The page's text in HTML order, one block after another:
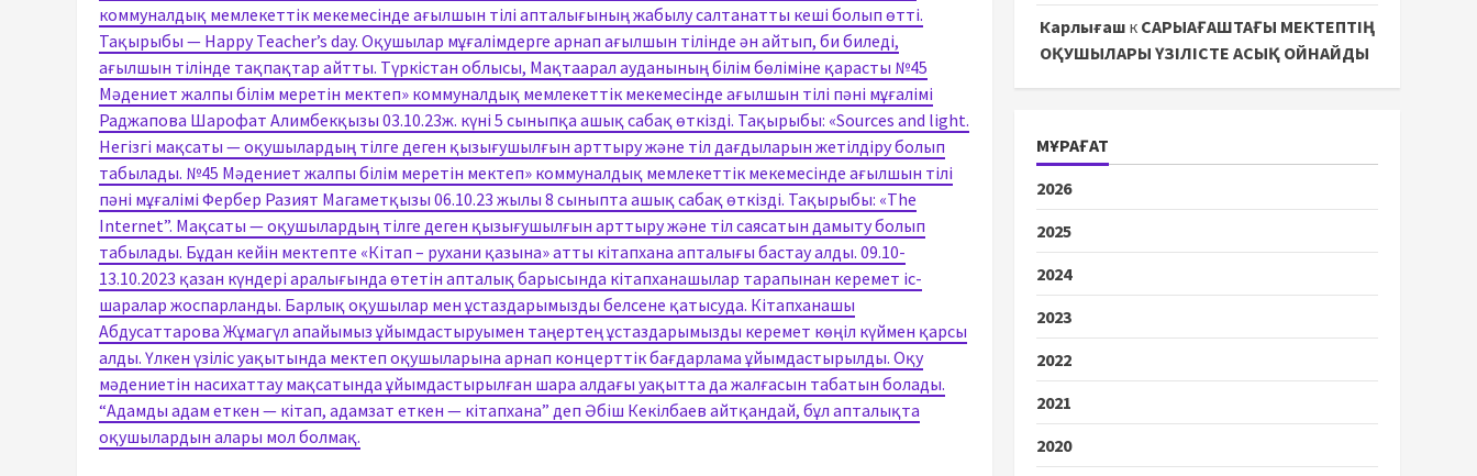
коммуналдық мемлекеттік мекемесінде ағылшын тілі апталығының жабылу салтанатты кеші болып өтті.
Тақырыбы — Happy Teacher’s day. Оқушылар мұғалімдерге арнап ағылшын тілінде ән айтып, би биледі,
ағылшын тілінде тақпақтар айтты. Түркістан облысы, Мақтаарал ауданының білім бөліміне қарасты №45
Мәдениет жалпы білім меретін мектеп» коммуналдық мемлекеттік мекемесінде ағылшын тілі пәні мұғалімі
Раджапова Шарофат Алимбекқызы 03.10.23ж. күні 5 сыныпқа ашық сабақ өткізді. Тақырыбы: «Sources and light.
Негізгі мақсаты — оқушылардың тілгe деген қызығушылғын арттыру және тіл дағдыларын жетілдіру болып
табылады. №45 Мәдениет жалпы білім меретін мектеп» коммуналдық мемлекеттік мекемесінде ағылшын тілі
пәні мұғалімі Фербер Разият Магаметқызы 06.10.23 жылы 8 сыныпта ашық сабақ өткізді. Тақырыбы: «The
Internet”. Мақсаты — оқушылардың тілге деген қызығушылғын арттыру және тіл саясатын дамыту болып
табылады. Бұдан кейін мектепте «Кітап – рухани қазына» атты кітапхана апталығы бастау алды. 09.10-
13.10.2023 қазан күндері аралығында өтетін апталық барысында кітапханашылар тарапынан керемет іс-
шаралар жоспарланды. Барлық оқушылар мен ұстаздарымызды белсене қатысуда. Кітапханашы
Абдусаттарова Жұмагүл апайымыз ұйымдастыруымен таңертең ұстаздарымызды керемет көңіл күймен қарсы
алды. Үлкен үзіліс уақытында мектеп оқушыларына арнап концерттік бағдарлама ұйымдастырылды. Оқу
мәдениетін насихаттау мақсатында ұйымдастырылған шара алдағы уақытта да жалғасын табатын болады.
“Адамды адам еткен — кітап, адамзат еткен — кітапхана” деп Әбіш Кекілбаев айтқандай, бұл апталықта
оқушылардын алары мол болмақ.
Карлығашк САРЫАҒАШТАҒЫ МЕКТЕПТІҢ
ОҚУШЫЛАРЫ ҮЗІЛІСТЕ АСЫҚ ОЙНАЙДЫ
МҰРАҒАТ
2026
2025
2024
2023
2022
2021
2020